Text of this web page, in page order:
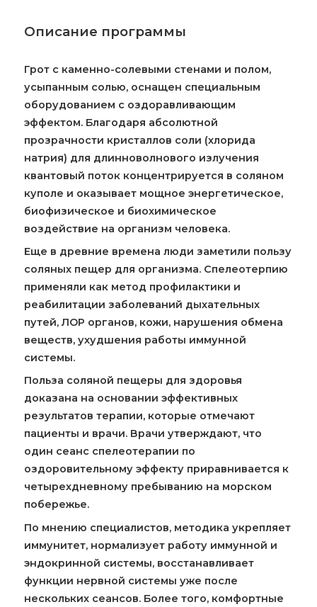
Описание программы
Грот с каменно-солевыми стенами и полом,
усыпанным солью, оснащен специальным
оборудованием с оздоравливающим
эффектом. Благодаря абсолютной
прозрачности кристаллов соли (хлорида
натрия) для длинноволнового излучения
квантовый поток концентрируется в соляном
куполе и оказывает мощное энергетическое,
биофизическое и биохимическое
воздействие на организм человека.
Еще в древние времена люди заметили пользу
соляных пещер для организма. Спелеотерпию
применяли как метод профилактики и
реабилитации заболеваний дыхательных
путей, ЛОР органов, кожи, нарушения обмена
веществ, ухудшения работы иммунной
системы.
Польза соляной пещеры для здоровья
доказана на основании эффективных
результатов терапии, которые отмечают
пациенты и врачи. Врачи утверждают, что
один сеанс спелеотерапии по
оздоровительному эффекту приравнивается к
четырехдневному пребыванию на морском
побережье.
По мнению специалистов, методика укрепляет
иммунитет, нормализует работу иммунной и
эндокринной системы, восстанавливает
функции нервной системы уже после
нескольких сеансов. Более того, комфортные